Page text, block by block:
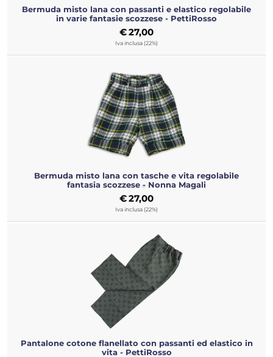
Bermuda misto lana con passanti e elastico regolabile
in varie fantasie scozzese - PettiRosso
€27,00
Iva inclusa (22%)
Bermuda misto lana con tasche e vita regolabile
fantasia scozzese - Nonna Magali
€27,00
Iva inclusa (22%)
Pantalone cotone flanellato con passanti ed elastico in
vita - PettiRosso